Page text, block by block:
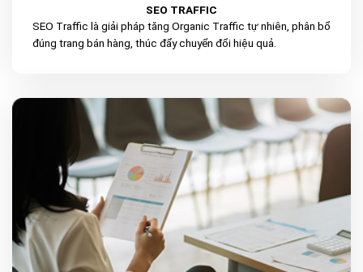
SEO TRAFFIC
SEO Traffic là giải pháp tăng Organic Traffic tự nhiên, phân bổ
đúng trang bán hàng, thúc đẩy chuyển đổi hiệu quả.